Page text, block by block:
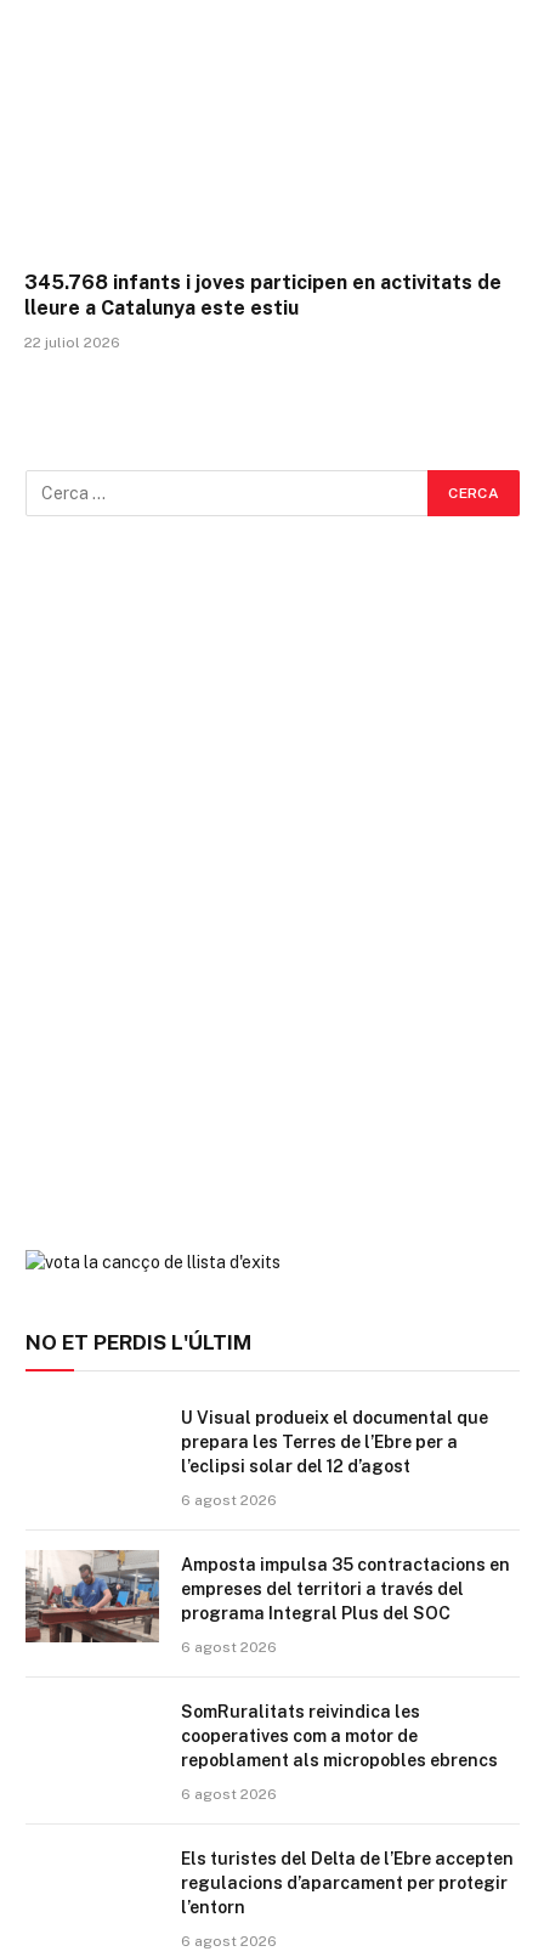
345.768 infants i joves participen en activitats de
lleure a Catalunya este estiu
22 juliol 2026
NO ET PERDIS L'ÚLTIM
U Visual produeix el documental que
prepara les Terres de l’Ebre per a
l’eclipsi solar del 12 d’agost
6 agost 2026
Amposta impulsa 35 contractacions en
empreses del territori a través del
programa Integral Plus del SOC
6 agost 2026
SomRuralitats reivindica les
cooperatives com a motor de
repoblament als micropobles ebrencs
6 agost 2026
Els turistes del Delta de l’Ebre accepten
regulacions d’aparcament per protegir
l’entorn
6 agost 2026